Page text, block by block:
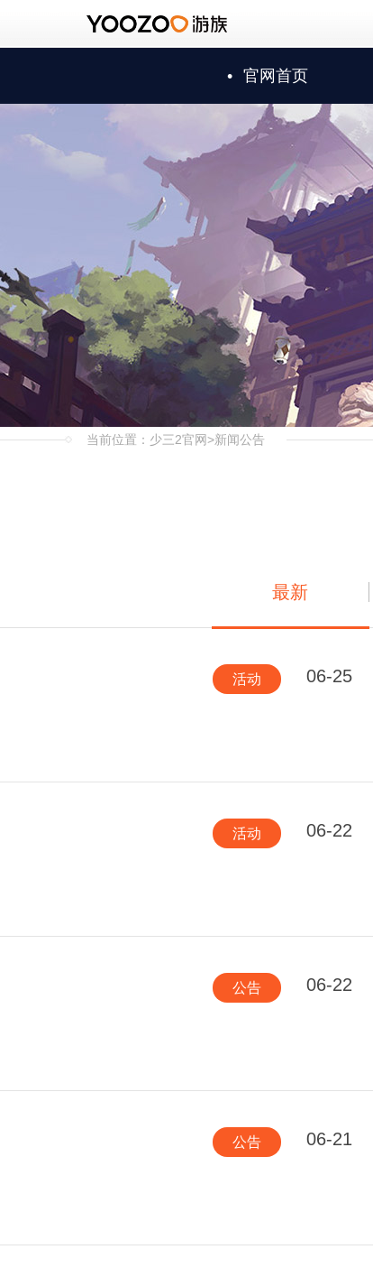
• 官网首页
当前位置： 少三2官网>新闻公告
最新
活动 06-25
活动 06-22
公告 06-22
公告 06-21